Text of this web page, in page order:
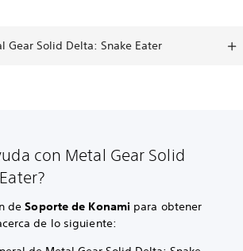
Gear Solid Delta: Snake Eater
con Metal Gear Solid
deSoporte de Konami para obtener
de lo siguiente: